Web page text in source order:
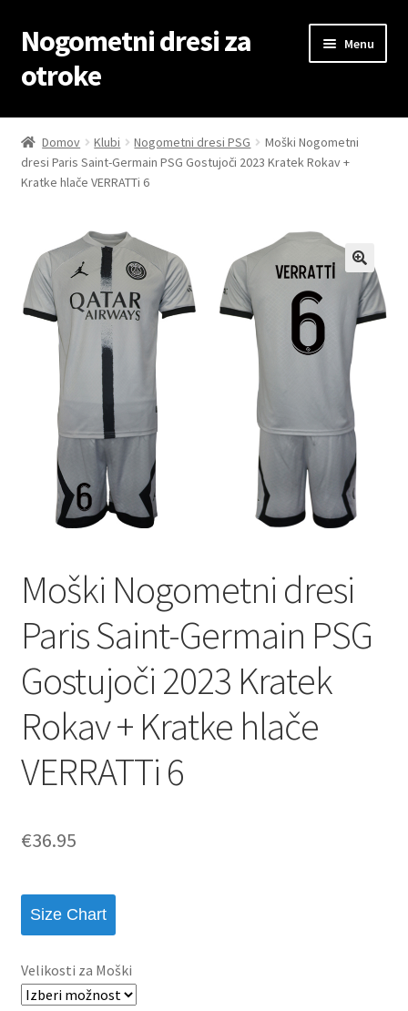
Skip
to
navigation
Skip
to
content
Nogometni dresi za
otroke
Menu
Domov
Blog
Košarica
Moj račun
Trgovina
Zaključek nakupa
Domov Klubi Nogometni dresi PSG
Moški Nogometni
dresi Paris Saint-Germain PSG Gostujoči 2023 Kratek Rokav +
Kratke hlače VERRATTi 6
Moški Nogometni dresi
Paris Saint-Germain PSG
Gostujoči 2023 Kratek
Rokav + Kratke hlače
VERRATTi 6
€36.95
Size Chart
Velikosti za Moški